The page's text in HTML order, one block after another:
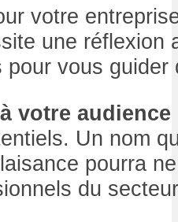
votre
une réflexion
pour vous
votre
Un nom
pourra
du